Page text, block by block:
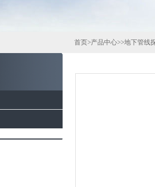
首页>产品中心>>地下管线